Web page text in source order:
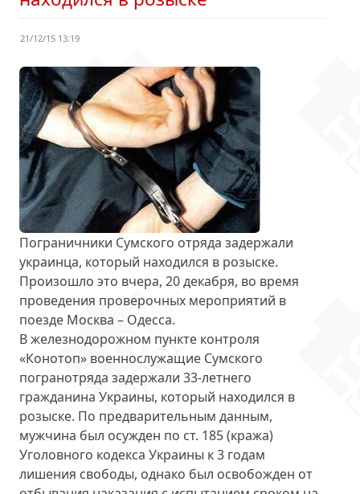
21/12/15 13:19
Пограничники Сумского отряда задержали
украинца, который находился в розыске.
Произошло это вчера, 20 декабря, во время
проведения проверочных мероприятий в
поезде Москва – Одесса.
В железнодорожном пункте контроля
«Конотоп» военнослужащие Сумского
погранотряда задержали 33-летнего
гражданина Украины, который находился в
розыске. По предварительным данным,
мужчина был осужден по ст. 185(кража)
Уголовного кодекса Украины к 3 годам
лишения свободы, однако был освобожден от